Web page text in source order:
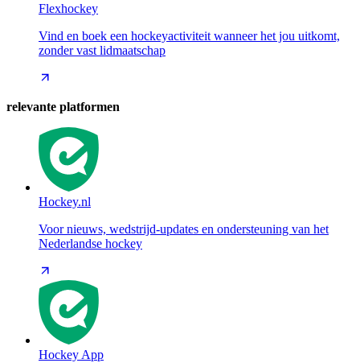
Flexhockey
Vind en boek een hockeyactiviteit wanneer het jou uitkomt,
zonder vast lidmaatschap
relevante platformen
Hockey.nl
Voor nieuws, wedstrijd-updates en ondersteuning van het
Nederlandse hockey
Hockey App